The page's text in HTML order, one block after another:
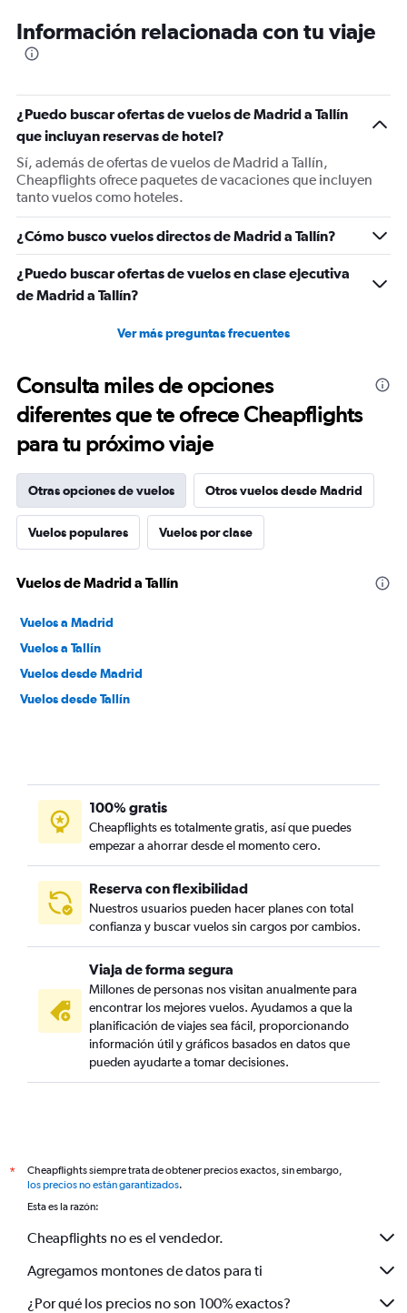
categories.
The
Y
axis
displaying
values.
Range:
0
600.
Información relacionada con tu viaje
¿Puedo buscar ofertas de vuelos de Madrid a Tallín
que incluyan reservas de hotel?
Sí, además de ofertas de vuelos de Madrid a Tallín,
Cheapflights ofrece paquetes de vacaciones que incluyen
tanto vuelos como hoteles.
¿Cómo busco vuelos directos de Madrid a Tallín?
¿Puedo buscar ofertas de vuelos en clase ejecutiva
de Madrid a Tallín?
Ver más preguntas frecuentes
Consulta miles de opciones
diferentes que te ofrece Cheapflights
para tu próximo viaje
Otras opciones de vuelos Otros vuelos desde Madrid
Vuelos populares Vuelos por clase
Vuelos de Madrid a Tallín
Vuelos a Madrid
Vuelos a Tallín
Vuelos desde Madrid
Vuelos desde Tallín
100% gratis
Cheapflights es totalmente gratis, así que puedes
empezar a ahorrar desde el momento cero.
Reserva con flexibilidad
Nuestros usuarios pueden hacer planes con total
confianza y buscar vuelos sin cargos por cambios.
Viaja de forma segura
Millones de personas nos visitan anualmente para
encontrar los mejores vuelos. Ayudamos a que la
planificación de viajes sea fácil, proporcionando
información útil y gráficos basados en datos que
pueden ayudarte a tomar decisiones.
*
Cheapflights siempre trata de obtener precios exactos, sin embargo,
los precios no están garantizados.
Esta es la razón:
Cheapflights no es el vendedor.
Agregamos montones de datos para ti
¿Por qué los precios no son 100% exactos?